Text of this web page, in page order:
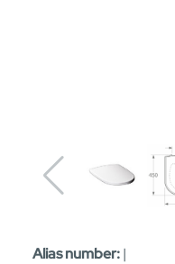
Alias number:|